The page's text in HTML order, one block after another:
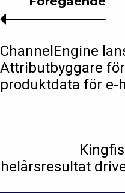
helårsresultat
ChannelEngine
Attributbyggare
produktdata för e-